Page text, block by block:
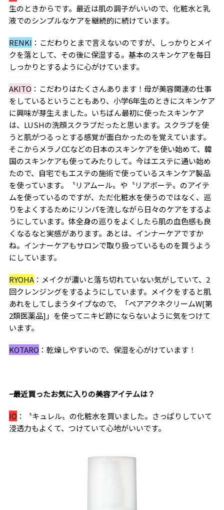
生のときからです。最近は肌の調子がいいので、化粧水と乳
液でのシンプルなケアを継続的に続けています。
RENKI ：こだわりとまで言えないのですが、しっかりとメイ
クを落として、その後に保湿する。基本のスキンケアを毎日
しっかりとするように心がけています。
AKITO ：こだわりはたくさんあります！母が美容関連の仕事
をしているということもあり、小学6年生のときにスキンケア
に興味が芽生えました。いちばん最初に使ったスキンケア
は、 LUSHの洗顔スクラブだったと思います。スクラブを使
うと肌がつるっとする感覚が面白かったのを覚えています。
そこからメラノCCなどの日本のスキンケアを使い始めて、韓
国のスキンケアも使ってみたりして。今はエステに通い始め
たので、自宅でもエステの施術で使っているスキンケア製品
を使っています。〝リアムール〟や〝リアボーテ〟のアイテ
ムを使っているのですが、ただ化粧水を使うのではなく、巡
りをよくするためにリンパを流しながら日々のケアをするよ
うにしています。体全身の巡りをよくしたら肌の血色感も良
くなるなと実感があります。あとは、インナーケアですか
ね。インナーケアもサロンで取り扱っているものを買うよう
にしています。
RYOHA：メイクが濃いと落ち切れていない気がしていて、 2
回クレンジングをするようにしています。メイクをすると肌
あれをしてしまうタイプなので、「ペアアクネクリームW[第
2類医薬品] 」を使ってニキビ跡にならないように気をつけて
います。
KOTARO ：乾燥しやすいので、保湿を心がけています！
−最近買ったお気に入りの美容アイテムは？
IO ：〝キュレル〟の化粧水を買いました。さっぱりしていて
浸透力もよくて、つけていて心地がいいです。